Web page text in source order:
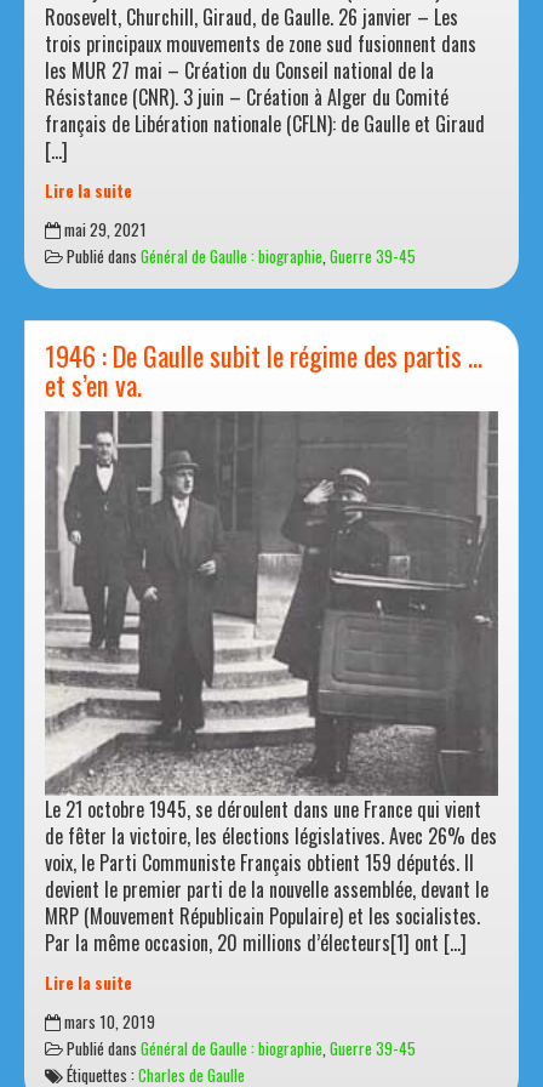
Roosevelt, Churchill, Giraud, de Gaulle. 26 janvier – Les
trois principaux mouvements de zone sud fusionnent dans
les MUR 27 mai – Création du Conseil national de la
Résistance (CNR). 3 juin – Création à Alger du Comité
français de Libération nationale (CFLN): de Gaulle et Giraud
[…]
Lire la suite
De
Gaulle
s’affirme
auprès
de
ses
alliés
mai 29, 2021
Publié dans Général de Gaulle : biographie,Guerre 39-45
1946 : De Gaulle subit le régime des partis …
et s’en va.
Le 21 octobre 1945, se déroulent dans une France qui vient
de fêter la victoire, les élections législatives. Avec 26% des
voix, le Parti Communiste Français obtient 159 députés. Il
devient le premier parti de la nouvelle assemblée, devant le
MRP (Mouvement Républicain Populaire) et les socialistes.
Par la même occasion, 20 millions d’électeurs[1] ont […]
Lire la suite
:
De
mars 10, 2019
Publié dans Général de Gaulle : biographie Guerre 39-45
Étiquettes :Charles de Gaulle